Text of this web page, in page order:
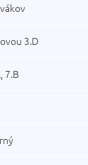
3.D
7.B